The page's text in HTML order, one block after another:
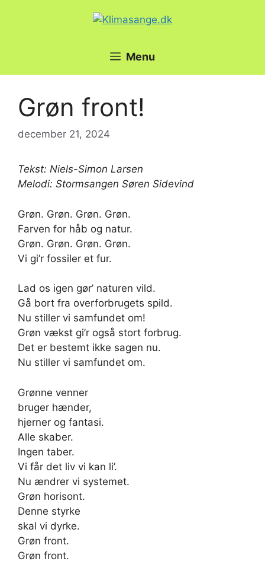
Menu
Grøn front!
december 21, 2024
Tekst: Niels-Simon Larsen
Melodi: Stormsangen Søren Sidevind
Grøn. Grøn. Grøn. Grøn.
Farven for håb og natur.
Grøn. Grøn. Grøn. Grøn.
Vi gi’r fossiler et fur.
Lad os igen gør’ naturen vild.
Gå bort fra overforbrugets spild.
Nu stiller vi samfundet om!
Grøn vækst gi’r også stort forbrug.
Det er bestemt ikke sagen nu.
Nu stiller vi samfundet om.
Grønne venner
bruger hænder,
hjerner og fantasi.
Alle skaber.
Ingen taber.
Vi får det liv vi kan li’.
Nu ændrer vi systemet.
Grøn horisont.
Denne styrke
skal vi dyrke.
Grøn front.
Grøn front.